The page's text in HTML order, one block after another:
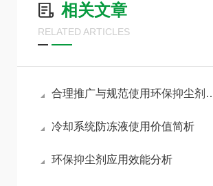
相关文章
RELATED ARTICLES
合理推广与规范使用环保抑尘剂助力各行业扬尘达标治理
冷却系统防冻液使用价值简析
环保抑尘剂应用效能分析